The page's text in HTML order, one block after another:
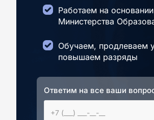
Работаем на
Министерства
Обучаем, продлеваем
повышаем разряды
Ответим на все ваши